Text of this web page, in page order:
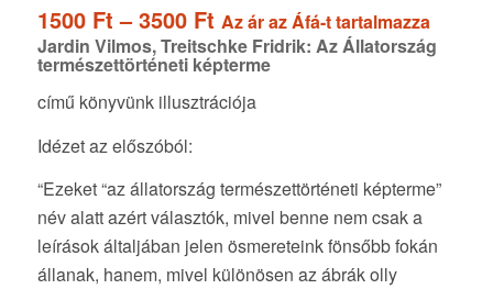
1500 Ft – 3500 FtÁrtartomány:
1500 Ft
-
3500 Ft
Az ár az Áfá-t tartalmazza
Jardin Vilmos, Treitschke Fridrik: Az Állatország
természettörténeti képterme
című könyvünk illusztrációja
Idézet az előszóból:
“Ezeket “az állatország természettörténeti képterme”
név alatt azért választók, mivel benne nem csak a
leírások általjában jelen ösmereteink fönsőbb fokán
állanak, hanem, mivel különösen az ábrák olly